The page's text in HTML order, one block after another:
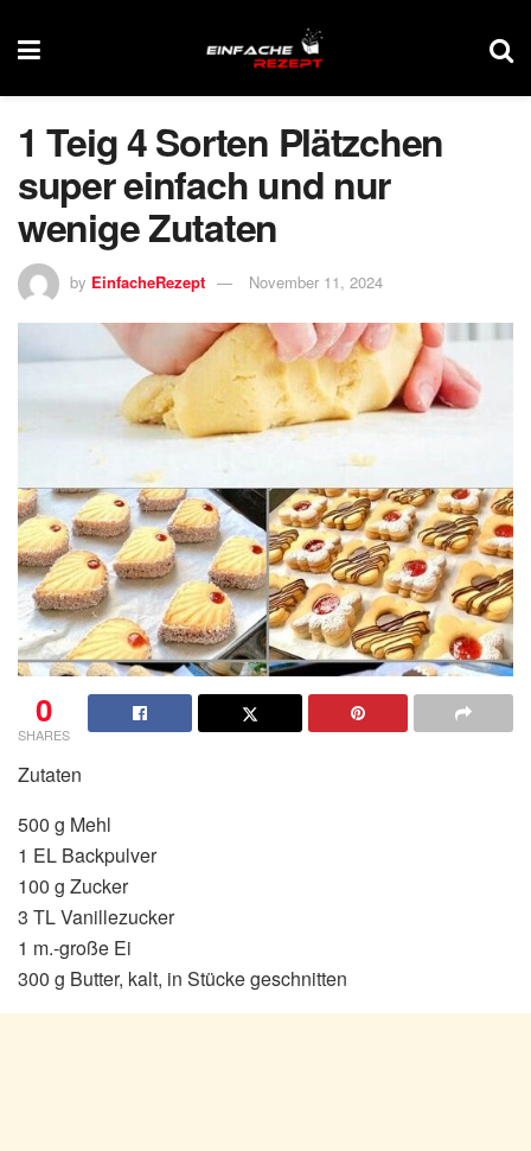
1 Teig 4 Sorten Plätzchen
super einfach und nur
wenige Zutaten
by EinfacheRezept November 11, 2024
0
SHARES
Zutaten
500 g Mehl
1 EL Backpulver
100 g Zucker
3 TL Vanillezucker
1 m.-große Ei
300 g Butter, kalt, in Stücke geschnitten